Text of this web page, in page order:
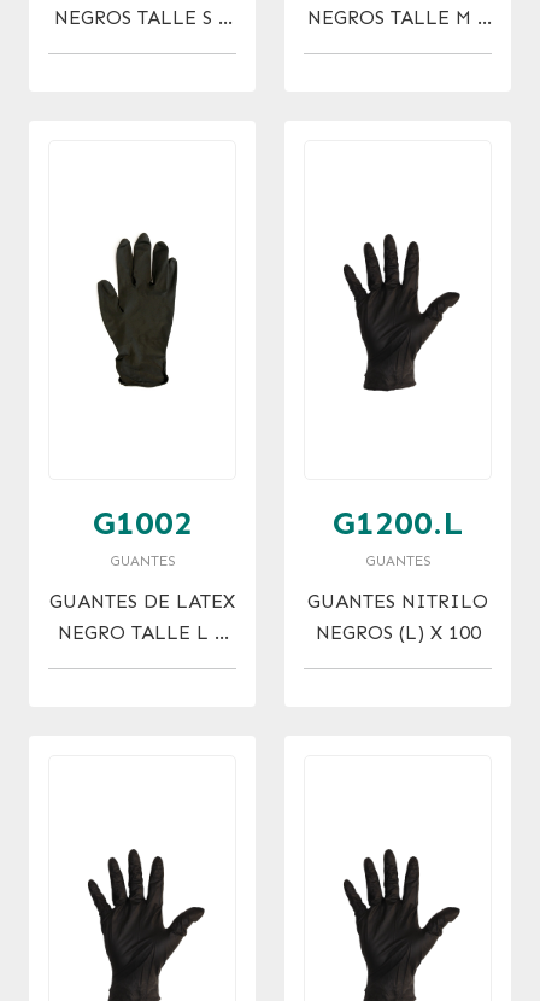
NEGROS TALLE S X
20 UNIDADES
NEGROS TALLE M X
20 UNIDADES
G1002
GUANTES
GUANTES DE LATEX
NEGRO TALLE L X
20 UNIDADES
G1200.L
GUANTES
GUANTES NITRILO
NEGROS (L) X 100